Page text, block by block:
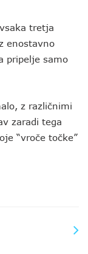
tretja
enostavno
pripelje samo
z različnimi
zaradi tega
“vroče točke”